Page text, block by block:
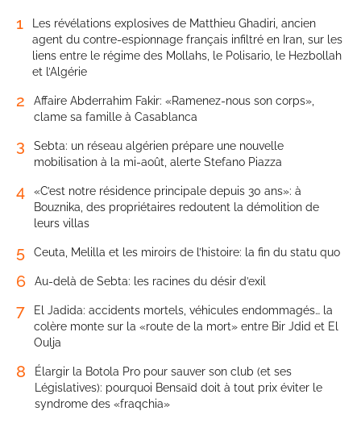
1
Les révélations explosives de Matthieu Ghadiri, ancien
agent du contre-espionnage français infiltré en Iran, sur les
liens entre le régime des Mollahs, le Polisario, le Hezbollah
et l’Algérie
2
Affaire Abderrahim Fakir: «Ramenez-nous son corps»,
clame sa famille à Casablanca
3
Sebta: un réseau algérien prépare une nouvelle
mobilisation à la mi-août, alerte Stefano Piazza
4
«C’est notre résidence principale depuis 30 ans»: à
Bouznika, des propriétaires redoutent la démolition de
leurs villas
5 Ceuta, Melilla et les miroirs de l’histoire: la fin du statu quo
6 Au-delà de Sebta: les racines du désir d’exil
7
El Jadida: accidents mortels, véhicules endommagés… la
colère monte sur la «route de la mort» entre Bir Jdid et El
Oulja
8
Élargir la Botola Pro pour sauver son club (et ses
Législatives): pourquoi Bensaïd doit à tout prix éviter le
syndrome des «fraqchia»